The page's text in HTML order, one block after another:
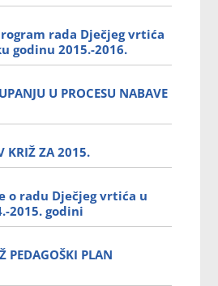
rada Dječjeg vrtića
godinu 2015.-2016.
U PROCESU NABAVE
KRIŽ ZA 2015.
o radu Dječjeg vrtića u
2015. godini
PEDAGOŠKI PLAN